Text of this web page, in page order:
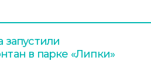
в парке «Липки»